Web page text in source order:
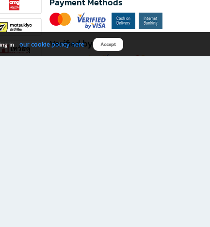
Verified by
in our cookie policy here Accept